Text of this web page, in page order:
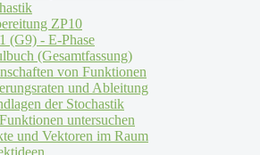
ZP10
(G9) - E-Phase
(Gesamtfassung)
von Funktionen
und Ableitung
der Stochastik
untersuchen
und Vektoren im Raum